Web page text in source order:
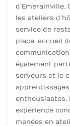
les ateliers
service de
place, accueil
également
serveurs et le
enthousiastes,
expérience
menées en